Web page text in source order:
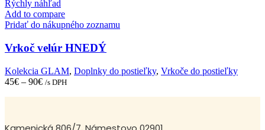
has
multiple
The
options
may
be
chosen
on
Rýchly náhľad
Add to compare
Pridať do nákupného zoznamu
Vrkoč velúr HNEDÝ
Kolekcia GLAM, Doplnky do postieľky, Vrkoče do postieľky
45€ – 90€ /s DPH